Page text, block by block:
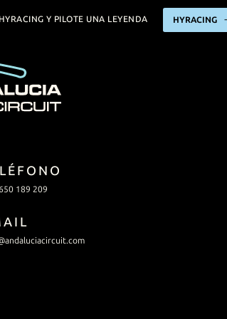
Y PILOTE UNA LEYENDA HYRACING
189 209